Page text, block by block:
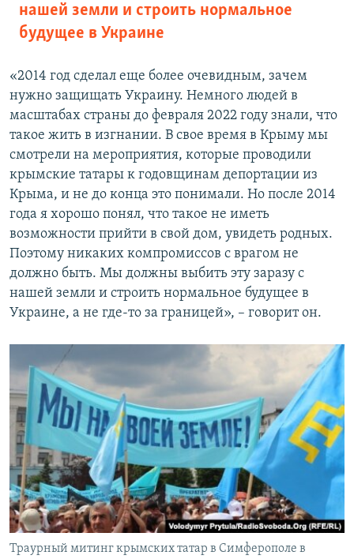
нашей земли и строить нормальное
будущее в Украине
«2014 год сделал еще более очевидным, зачем
нужно защищать Украину. Немного людей в
масштабах страны до февраля 2022 году знали, что
такое жить в изгнании. В свое время в Крыму мы
смотрели на мероприятия, которые проводили
крымские татары к годовщинам депортации из
Крыма, и не до конца это понимали. Но после 2014
года я хорошо понял, что такое не иметь
возможности прийти в свой дом, увидеть родных.
Поэтому никаких компромиссов с врагом не
должно быть. Мы должны выбить эту заразу с
нашей земли и строить нормальное будущее в
Украине, а не где-то за границей», – говорит он.
Траурный митинг крымских татар в Симферополе в